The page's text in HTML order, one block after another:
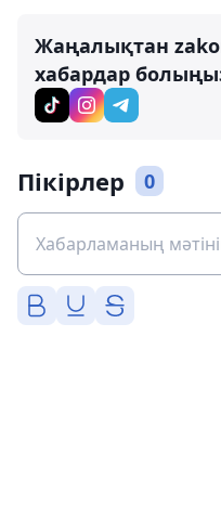
Жаңалықтан
хабардар
Пікірлер 0